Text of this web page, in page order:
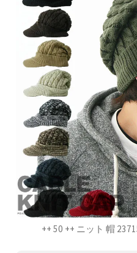
++ 50 ++ ニット 帽